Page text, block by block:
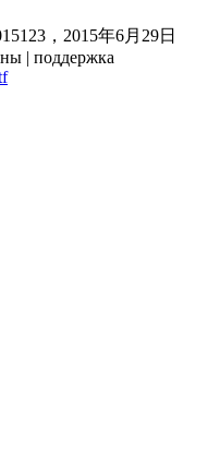
，2015年6月29日
| поддержка